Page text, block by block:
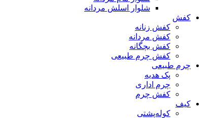
شلوار اسلش مردانه
کفش
کفش زنانه
کفش مردانه
کفش بچگانه
کفش چرم طبیعی
چرم طبیعی
پک هدیه
چرم اداری
کفش چرم
کیف
کوله‌پشتی